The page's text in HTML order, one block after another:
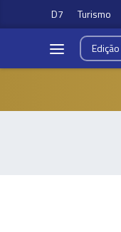
D7 Turismo
Edição